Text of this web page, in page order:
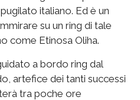
italiano. Ed è un
su un ring di tale
come Etinosa Oliha.
a bordo ring dal
artefice dei tanti successi
tra poche ore